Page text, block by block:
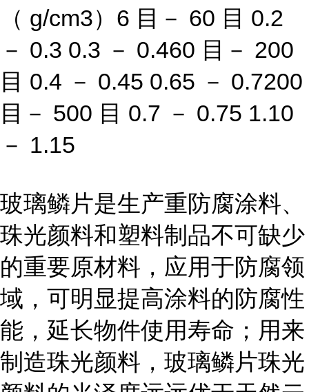
（ g/cm3）6 目－ 60 目 0.2
－ 0.3 0.3 － 0.460 目－ 200
目 0.4 － 0.45 0.65 － 0.7200
目－ 500 目 0.7 － 0.75 1.10
－ 1.15
玻璃鳞片是生产重防腐涂料、
珠光颜料和塑料制品不可缺少
的重要原材料，应用于防腐领
域，可明显提高涂料的防腐性
能，延长物件使用寿命；用来
制造珠光颜料，玻璃鳞片珠光